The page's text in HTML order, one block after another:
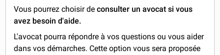
Vous pourrez choisir deconsulter un avocat si vous
avez besoin d'aide.
L'avocat pourra répondre à vos questions ou vous aider
dans vos démarches. Cette option vous sera proposée